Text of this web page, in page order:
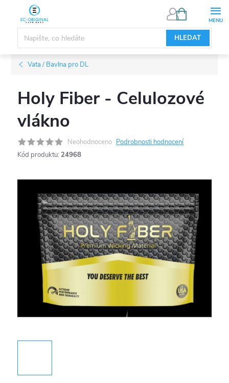
obsah
HLEDAT
NÁKUPNÍ
Vata / Bavlna pro DL
Holy Fiber - Celulozové
vlákno
Neohodnoceno Podrobnosti hodnocení
Kód produktu: 24968